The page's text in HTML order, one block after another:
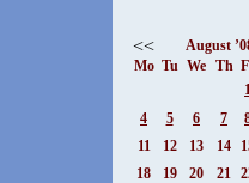
<<
August
Mo Tu We Th
1
4
5 6 7
11
12 13 14
18
19 20 21